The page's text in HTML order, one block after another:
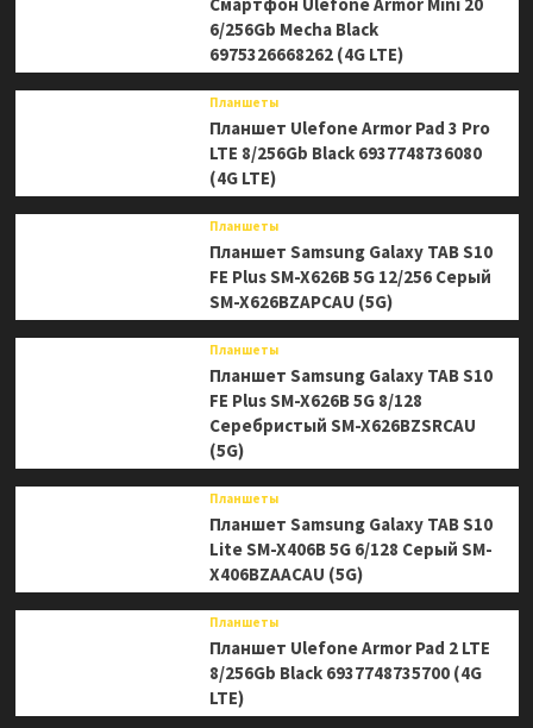
6/256Gb Mecha Black
6975326668262 (4G LTE)
Планшеты
Планшет Ulefone Armor Pad 3 Pro
LTE 8/256Gb Black 6937748736080
(4G LTE)
Планшеты
Планшет Samsung Galaxy TAB S10
FE Plus SM-X626B 5G 12/256 Серый
SM-X626BZAPCAU (5G)
Планшеты
Планшет Samsung Galaxy TAB S10
FE Plus SM-X626B 5G 8/128
Серебристый SM-X626BZSRCAU
(5G)
Планшеты
Планшет Samsung Galaxy TAB S10
Lite SM-X406B 5G 6/128 Серый SM-
X406BZAACAU (5G)
Планшеты
Планшет Ulefone Armor Pad 2 LTE
8/256Gb Black 6937748735700 (4G
LTE)